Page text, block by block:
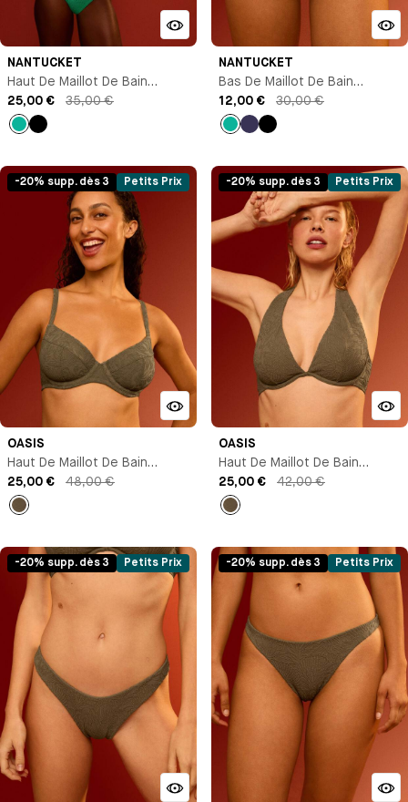
NANTUCKET
Haut De Maillot De Bain
Triangle
25,00 € 35,00 €
NANTUCKET
Bas De Maillot De Bain
Culotte Échancrée
12,00 € 30,00 €
-20% supp. dès 3 Petits Prix
OASIS
Haut De Maillot De Bain
Corbeille
25,00 € 48,00 €
-20% supp. dès 3 Petits Prix
OASIS
Haut De Maillot De Bain
Triangle Avec Armature
25,00 € 42,00 €
-20% supp. dès 3 Petits Prix -20% supp. dès 3 Petits Prix